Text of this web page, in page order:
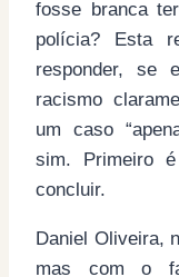
fosse branca
polícia? Esta
responder, se
racismo
um caso
sim. Primeiro
concluir.
Daniel Oliveira,
mas com o